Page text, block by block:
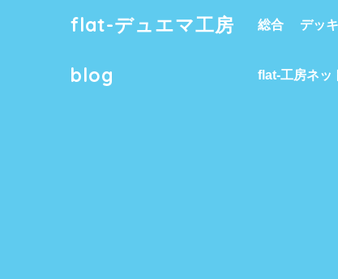
flat-デュエマ工房
blog
総合 デッ
flat-工房ネッ